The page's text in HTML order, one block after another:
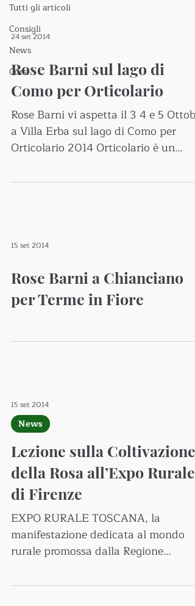
Tutti gli articoli
Consigli
News
Corsi
24 set 2014
Rose Barni sul lago di
Como per Orticolario
Rose Barni vi aspetta il 3 4 e 5
a Villa Erba sul lago di Como per
Orticolario 2014 Orticolario è un
15 set 2014
Rose Barni a Chianciano
per Terme in Fiore
15 set 2014
News
Lezione sulla Coltivazione
della Rosa all’Expo Rurale
di Firenze
EXPO RURALE TOSCANA, la
manifestazione dedicata al mondo
rurale promossa dalla Regione
Basso di...